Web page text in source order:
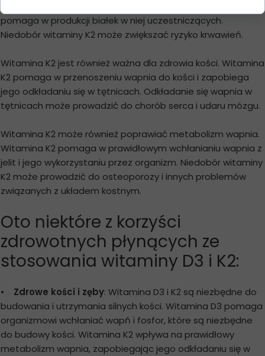
pomaga w produkcji białek w niej uczestniczących.
Niedobór witaminy K2 może zwiększać ryzyko krwawień.
Witamina K2 jest również ważna dla zdrowia kości. Witamina
K2 pomaga w przenoszeniu wapnia do kości i zapobiega
jego odkładaniu się w tętnicach. Odkładanie się wapnia w
tętnicach może prowadzić do chorób serca i udaru mózgu.
Witamina K2 może również poprawiać metabolizm wapnia.
Witamina K2 pomaga w prawidłowym wchłanianiu wapnia z
jelit i jego wykorzystaniu przez organizm. Niedobór witaminy
K2 może prowadzić do osteoporozy i innych problemów
związanych z układem kostnym.
Oto niektóre z korzyści
zdrowotnych płynących ze
stosowania witaminy D3 i K2:
• Zdrowe kości i zęby: Witamina D3 i K2 są niezbędne do
budowania i utrzymania silnych kości. Witamina D3 pomaga
organizmowi wchłaniać wapń i fosfor, które są niezbędne
do budowy kości. Witamina K2 wpływa na prawidłowy
metabolizm wapnia, zapobiegając jego odkładaniu się w